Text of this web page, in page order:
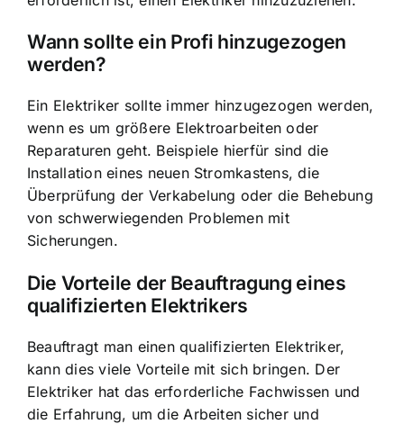
Wann sollte ein Profi hinzugezogen
werden?
Ein Elektriker sollte immer hinzugezogen werden,
wenn es um größere Elektroarbeiten oder
Reparaturen geht. Beispiele hierfür sind die
Installation eines neuen Stromkastens, die
Überprüfung der Verkabelung oder die Behebung
von schwerwiegenden Problemen mit
Sicherungen.
Die Vorteile der Beauftragung eines
qualifizierten Elektrikers
Beauftragt man einen qualifizierten Elektriker,
kann dies viele Vorteile mit sich bringen. Der
Elektriker hat das erforderliche Fachwissen und
die Erfahrung, um die Arbeiten sicher und